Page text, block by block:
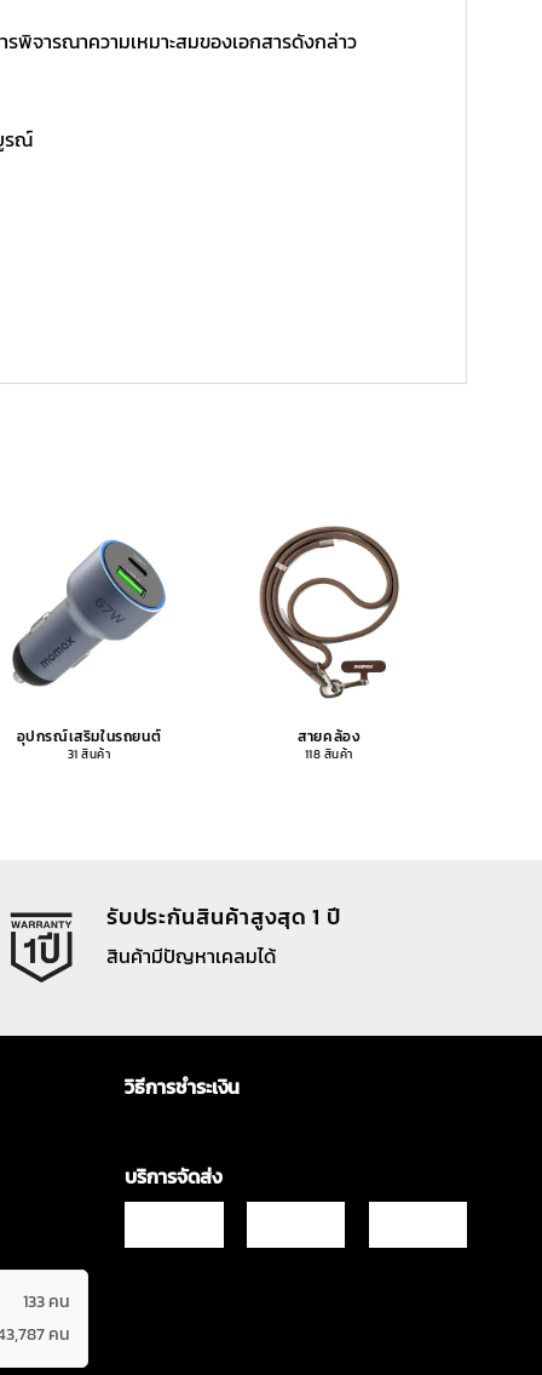
พิจารณาความเหมาะสมของเอกสารดังกล่าว
รณ์
อุปกรณ์เสริมในรถยนต์
31 สินค้า
สายคล้อง
118 สินค้า
รับประกันสินค้าสูงสุด 1 ปี
สินค้ามีปัญหาเคลมได้
133 คน
คน
วิธีการชำระเงิน
บริการจัดส่ง